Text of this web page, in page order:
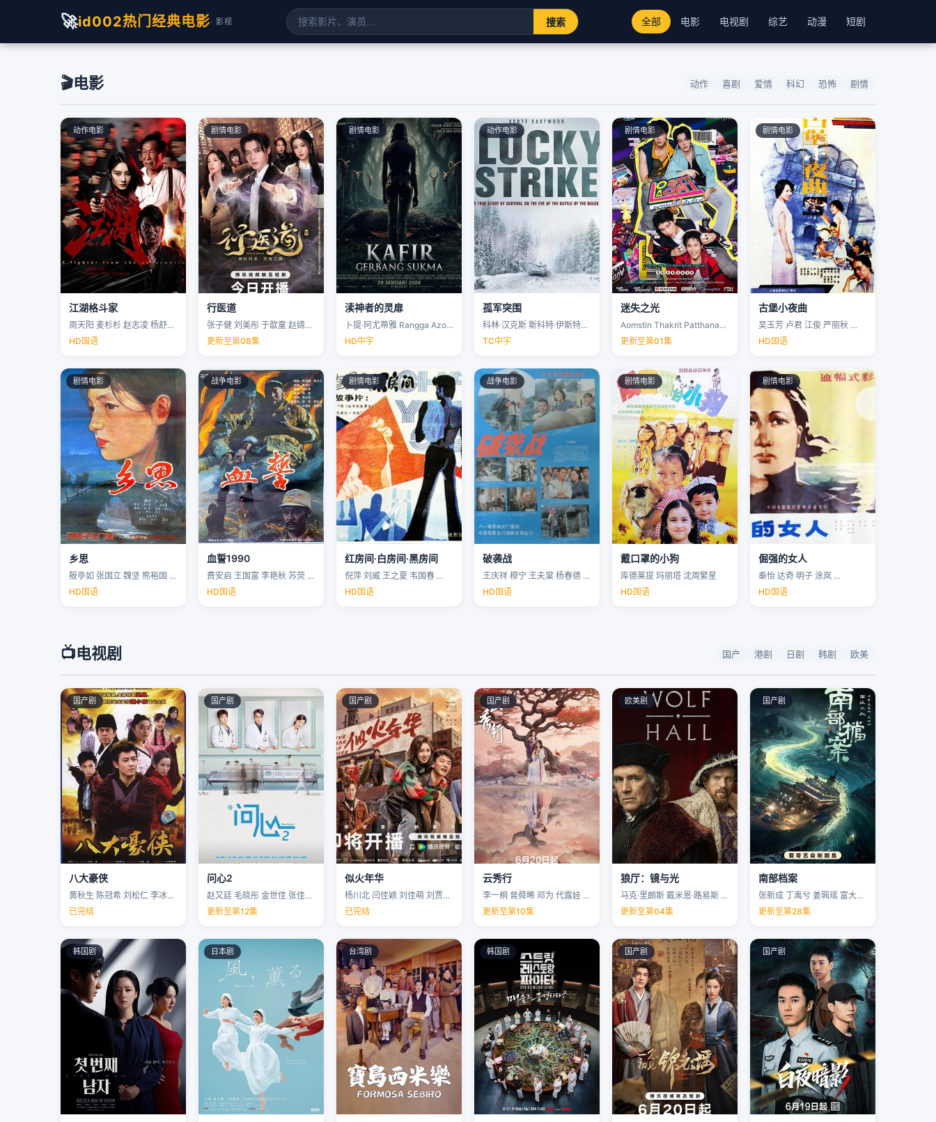
🚀id002热门经典电影· 影视 搜索 全部 电影 电视剧 综艺 动漫 短剧
🎬电影 动作 喜剧 爱情 科幻 恐怖 剧情
动作电影
江湖格斗家
周天阳 麦杉杉 赵志凌 杨舒米 …
HD国语
剧情电影
行医道
张子健 刘美彤 于歆童 赵婧祎 …
更新至第08集
剧情电影
渎神者的灵扉
卜提·阿尤蒂雅 Rangga Azof Nadya …
HD中字
动作电影
孤军突围
科林·汉克斯 斯科特·伊斯特伍德 安洁纽·艾莉丝-泰勒 泰勒·约翰·史密斯 …
TC中字
剧情电影
迷失之光
Aomstin Thakrit Patthanaworakit
更新至第01集
剧情电影
古堡小夜曲
吴玉芳 卢君 江俊 严丽秋 …
HD国语
剧情电影
乡思
殷亭如 张国立 魏坚 熊裕国 …
HD国语
战争电影
血誓1990
费安启 王国富 李艳秋 苏荧 …
HD国语
剧情电影
红房间·白房间·黑房间
倪萍 刘威 王之夏 韦国春 …
HD国语
战争电影
破袭战
王庆祥 穆宁 王夫棠 杨春德 …
HD国语
剧情电影
戴口罩的小狗
库德莱提 玛丽塔 沈周繁星
HD国语
剧情电影
倔强的女人
秦怡 达奇 明子 涂岚 …
HD国语
📺电视剧 国产 港剧 日剧 韩剧 欧美
国产剧
八大豪侠
黄秋生 陈冠希 刘松仁 李冰冰 …
已完结
国产剧
问心2
赵又廷 毛晓彤 金世佳 张佳宁 …
更新至第12集
国产剧
似火年华
杨川北 闫佳颖 刘佳萌 刘贾玺 …
已完结
国产剧
云秀行
李一桐 曾舜晞 邓为 代露娃 …
更新至第10集
欧美剧
狼厅：镜与光
马克·里朗斯 戴米恩·路易斯 凯特·菲利普斯 托马斯·布罗迪-桑斯特 …
更新至第04集
国产剧
南部档案
张新成 丁禹兮 姜珮瑶 富大龙 …
更新至第28集
韩国剧 日本剧 台湾剧 韩国剧 国产剧 国产剧